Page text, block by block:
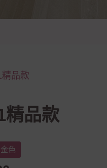
精品款
精品款
金色